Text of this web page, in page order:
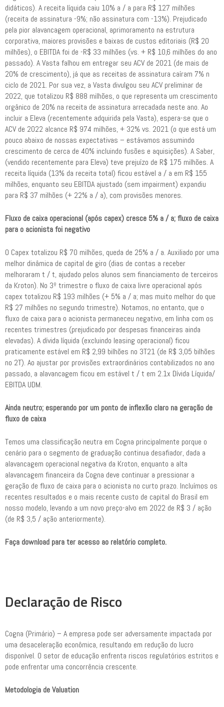
didáticos). A receita líquida caiu 10% a / a para R$ 127 milhões
(receita de assinatura -9%; não assinatura com -13%). Prejudicado
pela pior alavancagem operacional, aprimoramento na estrutura
corporativa, maiores provisões e baixas de custos editoriais (R$ 20
milhões), o EBITDA foi de -R$ 33 milhões (vs. + R$ 10,6 milhões do ano
passado). A Vasta falhou em entregar seu ACV de 2021 (de mais de
20% de crescimento), já que as receitas de assinatura caíram 7% n
ciclo de 2021. Por sua vez, a Vasta divulgou seu ACV preliminar de
2022, que totalizou R$ 888 milhões, o que representa um crescimento
orgânico de 20% na receita de assinatura arrecadada neste ano. Ao
incluir a Eleva (recentemente adquirida pela Vasta), espera-se que o
ACV de 2022 alcance R$ 974 milhões, + 32% vs. 2021 (o que está um
pouco abaixo de nossas expectativas – estávamos assumindo
crescimento de cerca de 40% incluindo fusões e aquisições). A Saber,
(vendido recentemente para Eleva) teve prejuízo de R$ 175 milhões. A
receita líquida (13% da receita total) ficou estável a / a em R$ 155
milhões, enquanto seu EBITDA ajustado (sem impairment) expandiu
para R$ 37 milhões (+ 22% a / a), com provisões menores.
Fluxo de caixa operacional (após capex) cresce 5% a / a; fluxo de caixa
para o acionista foi negativo
O Capex totalizou R$ 70 milhões, queda de 25% a / a. Auxiliado por uma
melhor dinâmica de capital de giro (dias de contas a receber
melhoraram t / t, ajudado pelos alunos sem financiamento de terceiros
da Kroton). No 3º trimestre o fluxo de caixa livre operacional após
capex totalizou R$ 193 milhões (+ 5% a / a; mas muito melhor do que
R$ 27 milhões no segundo trimestre). Notamos, no entanto, que o
fluxo de caixa para o acionista permaneceu negativo, em linha com os
recentes trimestres (prejudicado por despesas financeiras ainda
elevadas). A dívida líquida (excluindo leasing operacional) ficou
praticamente estável em R$ 2,99 bilhões no 3T21 (de R$ 3,05 bilhões
no 2T). Ao ajustar por provisões extraordinários contabilizados no ano
passado, a alavancagem ficou em estável t / t em 2.1x Dívida Líquida/
EBITDA UDM.
Ainda neutro; esperando por um ponto de inflexão claro na geração de
fluxo de caixa
Temos uma classificação neutra em Cogna principalmente porque o
cenário para o segmento de graduação continua desafiador, dada a
alavancagem operacional negativa da Kroton, enquanto a alta
alavancagem financeira da Cogna deve continuar a pressionar a
geração de fluxo de caixa para o acionista no curto prazo. Incluímos os
recentes resultados e o mais recente custo de capital do Brasil em
nosso modelo, levando a um novo preço-alvo em 2022 de R$ 3 / ação
(de R$ 3,5 / ação anteriormente).
Faça download para ter acesso ao relatório completo.
Declaração de Risco
Cogna (Primário) – A empresa pode ser adversamente impactada por
uma desaceleração econômica, resultando em redução do lucro
disponível. O setor de educação enfrenta riscos regulatórios estritos e
pode enfrentar uma concorrência crescente.
Metodologia de Valuation